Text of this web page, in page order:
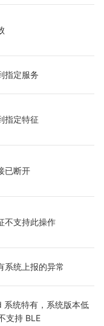
指定服务
指定特征
已断开
不支持此操作
系统上报的异常
系统特有，系统版本低
支持 BLE